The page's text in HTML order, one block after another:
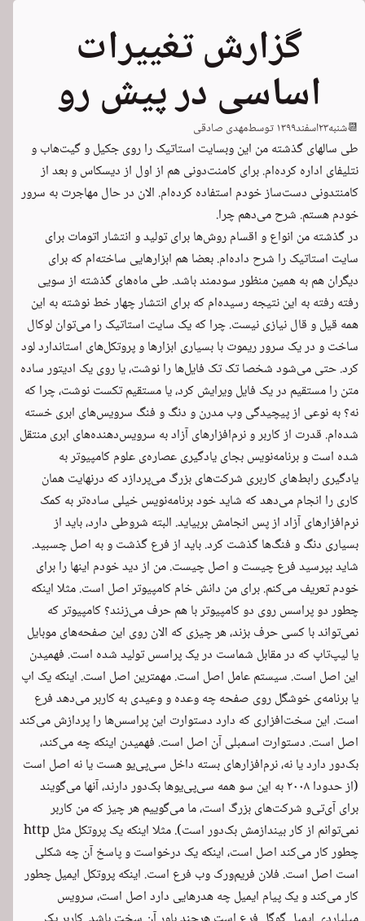
گزارش تغییرات
اساسی در پیش رو 📆شنبه۲۳اسفند۱۳۹۹ توسطمهدی صادقی
طی سالهای گذشته من این وبسایت استاتیک را روی جکیل و گیت‌هاب و
نتلیفای اداره کرده‌ام. برای کامنت‌دونی هم از اول از دیسکاس و بعد از
کامنتدونی دست‌ساز خودم استفاده کرده‌ام. الان در حال مهاجرت به سرور
خودم هستم. شرح می‌دهم چرا.
در گذشته من انواع و اقسام روش‌ها برای تولید و انتشار اتومات برای
سایت استاتیک را شرح داده‌ام. بعضا هم ابزارهایی ساخته‌ام که برای
دیگران هم به همین منظور سودمند باشد. طی ماه‌های گذشته از سویی
رفته رفته به این نتیجه رسیده‌ام که برای انتشار چهار خط نوشته به این
همه قیل و قال نیازی نیست. چرا که یک سایت استاتیک را می‌توان لوکال
ساخت و در یک سرور ریموت با بسیاری ابزارها و پروتکل‌های استاندارد لود
کرد. حتی می‌شود شخصا تک تک فایل‌ها را نوشت، یا روی یک ادیتور ساده
متن را مستقیم در یک فایل ویرایش کرد، یا مستقیم تکست نوشت، چرا که
نه؟ به نوعی از پیچیدگی وب مدرن و دنگ و فنگ سرویس‌های ابری خسته
شده‌ام. قدرت از کاربر و نرم‌افزارهای آزاد به سرویس‌دهنده‌های ابری منتقل
شده است و برنامه‌نویس بجای یادگیری عصاره‌ی علوم کامپیوتر به
یادگیری رابط‌های کاربری شرکت‌های بزرگ می‌پردازد که درنهایت همان
کاری را انجام می‌دهد که شاید خود برنامه‌نویس خیلی ساده‌تر به کمک
نرم‌افزارهای آزاد از پس انجامش بربیاید. البته شروطی دارد، باید از
بسیاری دنگ و فنگ‌ها گذشت کرد. باید از فرع گذشت و به اصل چسبید.
شاید بپرسید فرع چیست و اصل چیست. من از دید خودم اینها را برای
خودم تعریف می‌کنم. برای من دانش خام کامپیوتر اصل است. مثلا اینکه
چطور دو پراسس روی دو کامپیوتر با هم حرف می‌زنند؟ کامپیوتر که
نمی‌تواند با کسی حرف بزند، هر چیزی که الان روی این صفحه‌های موبایل
یا لیپ‌تاپ که در مقابل شماست در یک پراسس تولید شده است. فهمیدن
این اصل است. سیستم عامل اصل است. مهمترین اصل است. اینکه یک اپ
یا برنامه‌ی خوشگل روی صفحه چه وعده و وعیدی به کاربر می‌دهد فرع
است. این سخت‌افزاری که دارد دستوارت این پراسس‌ها را پردازش می‌کند
اصل است. دستوارت اسمبلی آن اصل است. فهمیدن اینکه چه می‌کند،
بک‌دور دارد یا نه، نرم‌افزارهای بسته داخل سی‌پی‌یو هست یا نه اصل است
(از حدودا ۲۰۰۸ به این سو همه سی‌پی‌یو‌ها بک‌دور دارند، آنها می‌گویند
برای آی‌تی‌و شرکت‌های بزرگ است، ما می‌گوییم هر چیز که من کاربر
نمی‌توانم از کار بیندازمش بک‌دور است). مثلا اینکه یک پروتکل مثل http
چطور کار می‌کند اصل است، اینکه یک درخواست و پاسخ آن چه شکلی
است اصل است. فلان فریم‌ورک وب فرع است. اینکه پروتکل ایمیل چطور
کار می‌کند و یک پیام ایمیل چه هدرهایی دارد اصل است، سرویس